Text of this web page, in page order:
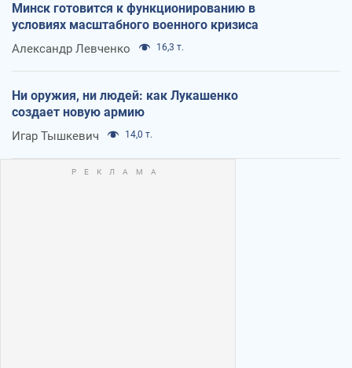
Минск готовится к функционированию в
условиях масштабного военного кризиса
Александр Левченко 16,3 т.
Ни оружия, ни людей: как Лукашенко
создает новую армию
Игар Тышкевич 14,0 т.